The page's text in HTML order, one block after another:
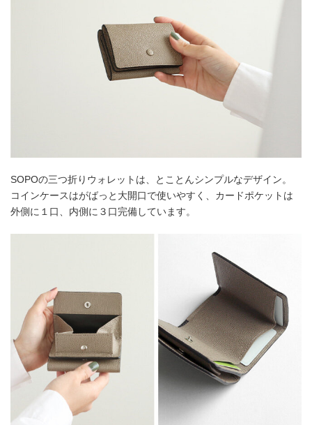
SOPOの三つ折りウォレットは、とことんシンプルなデザイン。
コインケースはがばっと大開口で使いやすく、カードポケットは
外側に１口、内側に３口完備しています。